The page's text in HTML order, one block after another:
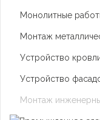
Монолитные
Монтаж
Устройство
Устройство
Монтаж